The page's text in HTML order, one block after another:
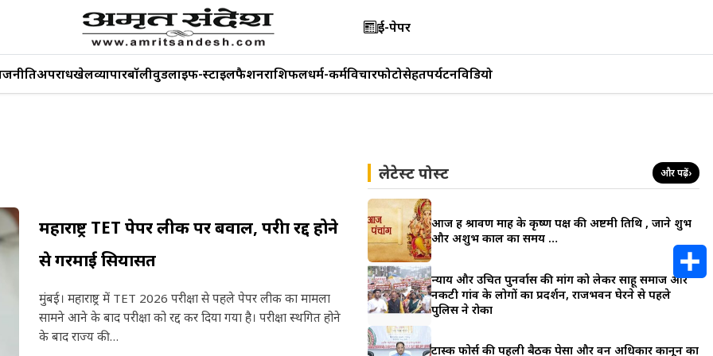
ई-पेपर
अपराधखेलव्यापारबॉलीवुडलाइफ-स्टाइलफैशनराशिफलधर्म-कर्मविचारफोटोसेहतपर्यटनविडियो
महाराष्ट्र TET पेपर लीक पर बवाल, परीक्षा रद्द होने
से गरमाई सियासत
मुंबई। महाराष्ट्र में TET 2026 परीक्षा से पहले पेपर लीक का मामला
सामने आने के बाद परीक्षा को रद्द कर दिया गया है। परीक्षा स्थगित होने
के बाद राज्य की…
लेटेस्ट पोस्ट और पढ़ें›
आज हैं श्रावण माह के कृष्ण पक्ष की अष्टमी तिथि , जाने शुभ
और अशुभ काल का समय …
न्याय और उचित पुनर्वास की मांग को लेकर साहू समाज और
नकटी गांव के लोगों का प्रदर्शन, राजभवन घेरने से पहले
पुलिस ने रोका
टास्क फोर्स की पहली बैठक पेसा और वन अधिकार कानून का